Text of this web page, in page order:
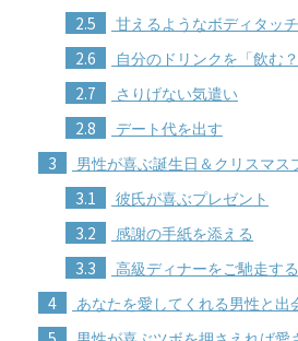
2.5 甘えるようなボディタッチ
2.6 自分のドリンクを「飲む
2.7 さりげない気遣い
2.8 デート代を出す
3 男性が喜ぶ誕生日＆クリスマス
3.1 彼氏が喜ぶプレゼント
3.2 感謝の手紙を添える
3.3 高級ディナーをご馳走する
4 あなたを愛してくれる男性と出